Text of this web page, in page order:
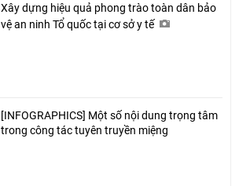
Facebook
Xây dựng hiệu quả phong trào toàn dân bảo
vệ an ninh Tổ quốc tại cơ sở y tế
[INFOGRAPHICS] Một số nội dung trọng tâm
trong công tác tuyên truyền miệng